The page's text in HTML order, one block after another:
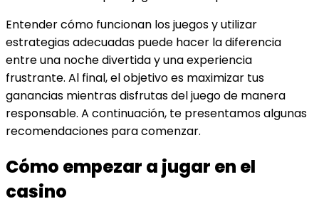
Entender cómo funcionan los juegos y utilizar
estrategias adecuadas puede hacer la diferencia
entre una noche divertida y una experiencia
frustrante. Al final, el objetivo es maximizar tus
ganancias mientras disfrutas del juego de manera
responsable. A continuación, te presentamos algunas
recomendaciones para comenzar.
Cómo empezar a jugar en el
casino